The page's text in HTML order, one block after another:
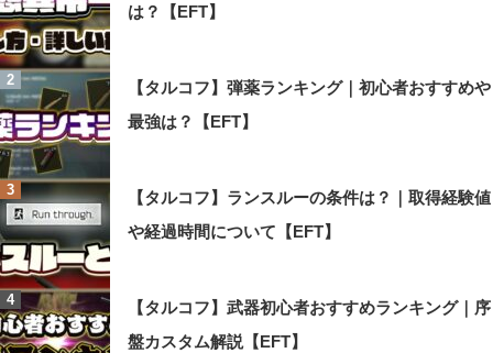
は？【EFT】
【タルコフ】弾薬ランキング｜初心者おすすめや
最強は？【EFT】
【タルコフ】ランスルーの条件は？｜取得経験値
や経過時間について【EFT】
【タルコフ】武器初心者おすすめランキング｜序
盤カスタム解説【EFT】